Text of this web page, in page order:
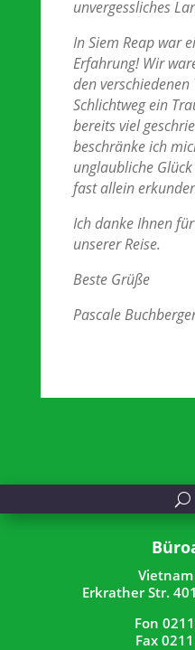
unvergessliches
In Siem Reap war
Erfahrung! Wir
den
Schlichtweg ein
bereits viel
beschränke ich
unglaubliche
fast allein
Ich danke Ihnen
unserer Reise.
Beste Grüße
Pascale
Erkrather Str.
Fon
Fax